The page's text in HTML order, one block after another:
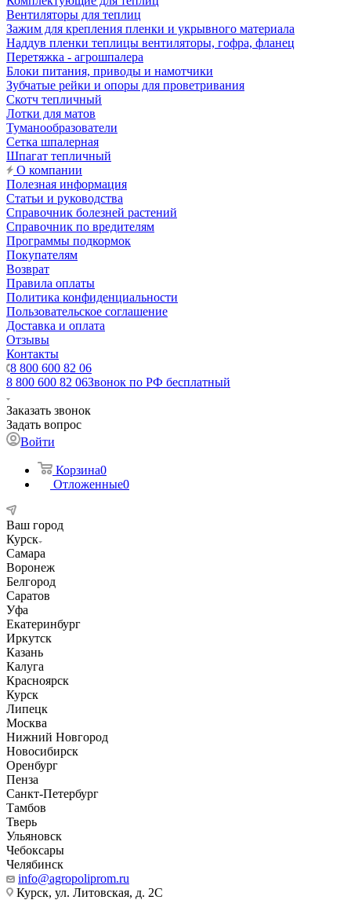
Вентиляторы для теплиц
Зажим для крепления пленки и укрывного материала
Наддув пленки теплицы вентиляторы, гофра, фланец
Перетяжка - агрошпалера
Блоки питания, приводы и намотчики
Зубчатые рейки и опоры для проветривания
Скотч тепличный
Лотки для матов
Туманообразователи
Сетка шпалерная
Шпагат тепличный
О компании
Полезная информация
Статьи и руководства
Справочник болезней растений
Справочник по вредителям
Программы подкормок
Покупателям
Возврат
Правила оплаты
Политика конфиденциальности
Пользовательское соглашение
Доставка и оплата
Отзывы
Контакты
8 800 600 82 06
8 800 600 82 06Звонок по РФ бесплатный
Заказать звонок
Задать вопрос
Войти
Корзина0
Отложенные0
Ваш город
Курск
Самара
Воронеж
Белгород
Саратов
Уфа
Екатеринбург
Иркутск
Казань
Калуга
Красноярск
Курск
Липецк
Москва
Нижний Новгород
Новосибирск
Оренбург
Пенза
Санкт-Петербург
Тамбов
Тверь
Ульяновск
Чебоксары
Челябинск
info@agropoliprom.ru
Курск, ул. Литовская, д. 2С